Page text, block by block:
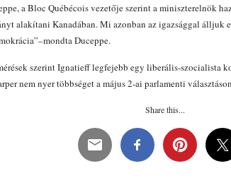
a Bloc Québécois vezetője szerint a miniszterelnök
alakítani Kanadában. Mi azonban az igazsággal álljuk
Duceppe.
szerint Ignatieff legfejebb egy liberális-szocialista
nem nyer többséget a május 2-ai parlamenti
Share this...